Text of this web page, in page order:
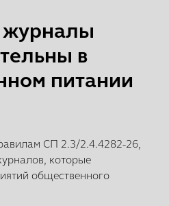
RuTube
журналы
в
питании
СП 2.3/2.4.4282-26,
которые
общественного